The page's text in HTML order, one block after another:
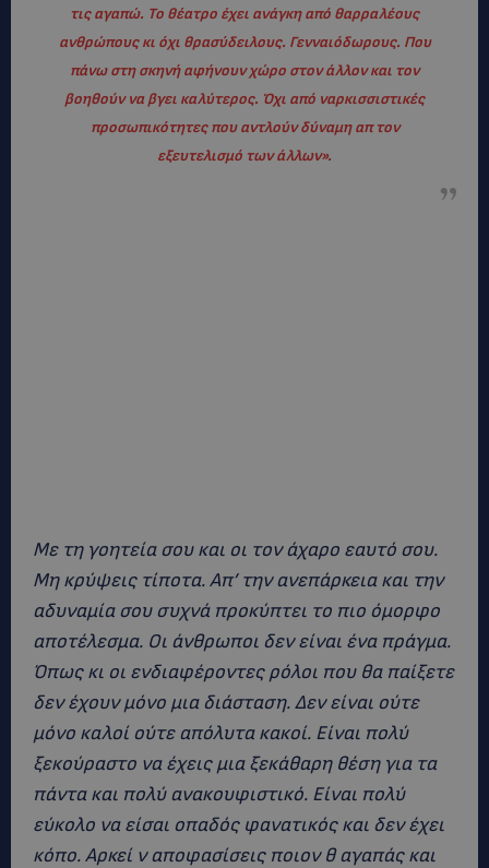
τις αγαπώ. Το θέατρο έχει ανάγκη από θαρραλέους
ανθρώπους κι όχι θρασύδειλους. Γενναιόδωρους. Που
πάνω στη σκηνή αφήνουν χώρο στον άλλον και τον
βοηθούν να βγει καλύτερος. Όχι από ναρκισσιστικές
προσωπικότητες που αντλούν δύναμη απ τον
εξευτελισμό των άλλων».
Με τη γοητεία σου και οι τον άχαρο εαυτό σου.
Μη κρύψεις τίποτα. Απ’ την ανεπάρκεια και την
αδυναμία σου συχνά προκύπτει το πιο όμορφο
αποτέλεσμα. Οι άνθρωποι δεν είναι ένα πράγμα.
Όπως κι οι ενδιαφέροντες ρόλοι που θα παίξετε
δεν έχουν μόνο μια διάσταση. Δεν είναι ούτε
μόνο καλοί ούτε απόλυτα κακοί. Είναι πολύ
ξεκούραστο να έχεις μια ξεκάθαρη θέση για τα
πάντα και πολύ ανακουφιστικό. Είναι πολύ
εύκολο να είσαι οπαδός φανατικός και δεν έχει
κόπο. Αρκεί ν αποφασίσεις ποιον θ αγαπάς και